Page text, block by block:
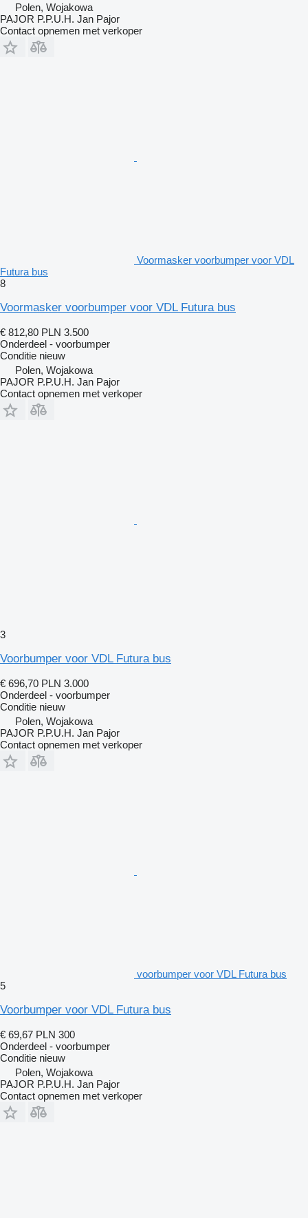
Polen, Wojakowa
PAJOR P.P.U.H. Jan Pajor
Contact opnemen met verkoper
Voormasker voorbumper voor VDL
Futura bus
8
Voormasker voorbumper voor VDL Futura bus
€ 812,80 PLN 3.500
Onderdeel - voorbumper
Conditie nieuw
Polen, Wojakowa
PAJOR P.P.U.H. Jan Pajor
Contact opnemen met verkoper
3
Voorbumper voor VDL Futura bus
€ 696,70 PLN 3.000
Onderdeel - voorbumper
Conditie nieuw
Polen, Wojakowa
PAJOR P.P.U.H. Jan Pajor
Contact opnemen met verkoper
voorbumper voor VDL Futura bus
5
Voorbumper voor VDL Futura bus
€ 69,67 PLN 300
Onderdeel - voorbumper
Conditie nieuw
Polen, Wojakowa
PAJOR P.P.U.H. Jan Pajor
Contact opnemen met verkoper